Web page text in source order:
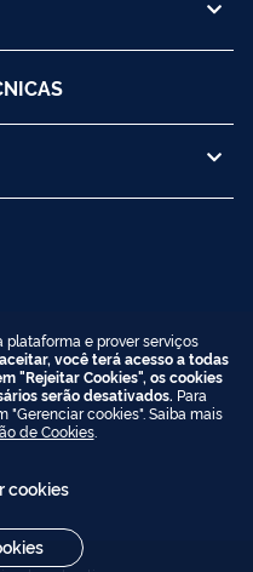
plataforma e prover serviços
você terá acesso a todas
"Rejeitar Cookies", os cookies
serão desativados. Para
"Gerenciar cookies". Saiba mais
de Cookies.
cookies